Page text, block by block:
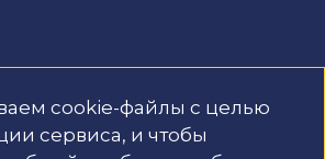
ул. Шевченко, д. 79В
cookie-файлы с целью
сервиса, и чтобы